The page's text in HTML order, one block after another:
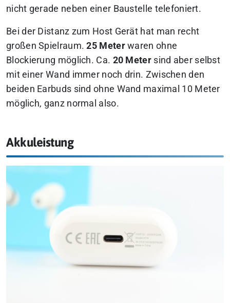
nicht gerade neben einer Baustelle telefoniert.
Bei der Distanz zum Host Gerät hat man recht
großen Spielraum. 25 Meterwaren ohne
Blockierung möglich. Ca. 20 Metersind aber selbst
mit einer Wand immer noch drin. Zwischen den
beiden Earbuds sind ohne Wand maximal 10 Meter
möglich, ganz normal also.
Akkuleistung